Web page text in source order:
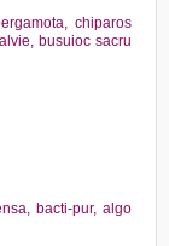
chiparos
busuioc sacru
bacti-pur, algo